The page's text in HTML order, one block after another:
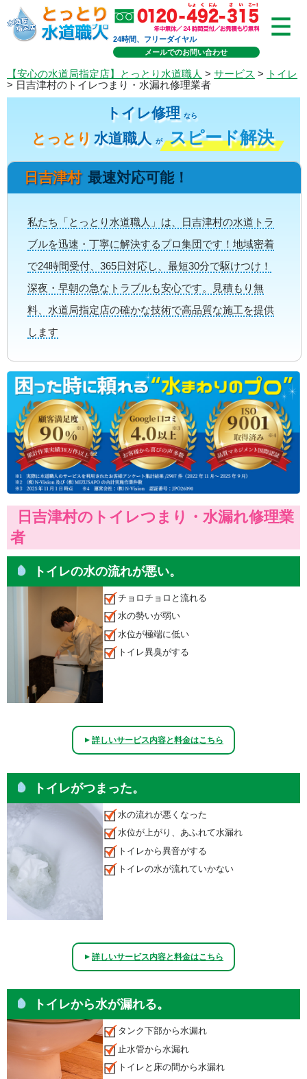
24時間、フリーダイヤル
メールでのお問い合わせ
【安心の水道局指定店】とっとり水道職人 > サービス >
トイレ
> 日吉津村のトイレつまり・水漏れ修理業者
トイレ修理 なら
とっとり 水道職人 が スピード解決
日吉津村 最速対応可能！
私たち「とっとり水道職人」は、日吉津村の水道トラ
ブルを迅速・丁寧に解決するプロ集団です！地域密着
で24時間受付、365日対応し、最短30分で駆けつけ！
深夜・早朝の急なトラブルも安心です。見積もり無
料、水道局指定店の確かな技術で高品質な施工を提供
します
日吉津村のトイレつまり・水漏れ修理業
者
トイレの水の流れが悪い。
チョロチョロと流れる
水の勢いが弱い
水位が極端に低い
トイレ異臭がする
▲詳しいサービス内容と料金はこちら
トイレがつまった。
水の流れが悪くなった
水位が上がり、あふれて水漏れ
トイレから異音がする
トイレの水が流れていかない
▲詳しいサービス内容と料金はこちら
トイレから水が漏れる。
タンク下部から水漏れ
止水管から水漏れ
トイレと床の間から水漏れ